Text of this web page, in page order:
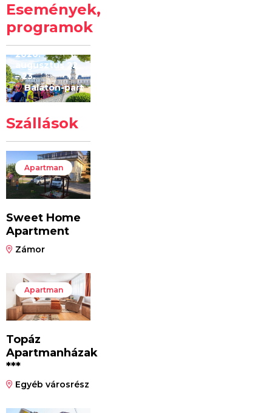
Események,
programok
Kilóméterek
2026
2026.
augusztus 22
– 23.
Balaton-part
Szállások
Apartman
Sweet Home
Apartment
Zámor
Apartman
Topáz
Apartmanházak
***
Egyéb városrész